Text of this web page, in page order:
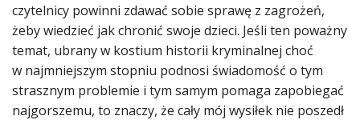
czytelnicy powinni zdawać sobie sprawę z zagrożeń,
żeby wiedzieć jak chronić swoje dzieci. Jeśli ten poważny
temat, ubrany w kostium historii kryminalnej choć
w najmniejszym stopniu podnosi świadomość o tym
strasznym problemie i tym samym pomaga zapobiegać
najgorszemu, to znaczy, że cały mój wysiłek nie poszedł